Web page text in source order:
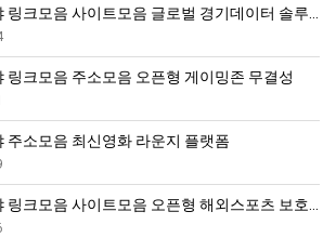
링크모음 사이트모음 글로벌 경기데이터 솔루션
링크모음 주소모음 오픈형 게이밍존 무결성
주소모음 최신영화 라운지 플랫폼
링크모음 사이트모음 오픈형 해외스포츠 보호막